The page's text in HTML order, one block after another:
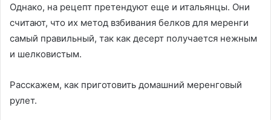
Однако, на рецепт претендуют еще и итальянцы. Они
считают, что их метод взбивания белков для меренги
самый правильный, так как десерт получается нежным
и шелковистым.
Расскажем, как приготовить домашний меренговый
рулет.